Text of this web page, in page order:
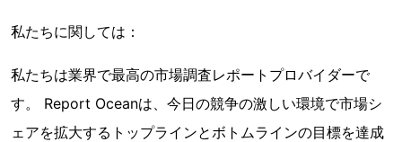
私たちに関しては：
私たちは業界で最高の市場調査レポートプロバイダーで
す。 Report Oceanは、今日の競争の激しい環境で市場シ
ェアを拡大するトップラインとボトムラインの目標を達成